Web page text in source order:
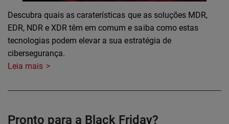
Descubra quais as caraterísticas que as soluções MDR,
EDR, NDR e XDR têm em comum e saiba como estas
tecnologias podem elevar a sua estratégia de
cibersegurança.
Leia mais
Pronto para a Black Friday?